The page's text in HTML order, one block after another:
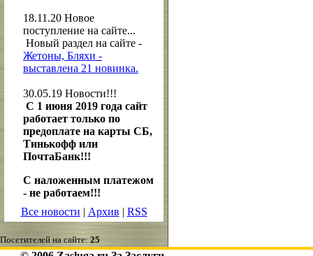
18.11.20 Новое
поступление на сайте...
Новый раздел на сайте -
Жетоны, Бляхи -
выставлена 21 новинка.
30.05.19 Новости!!!
С 1 июня 2019 года сайт
работает только по
предоплате на карты СБ,
Тинькофф или
ПочтаБанк!!!
С наложенным платежом
- не работаем!!!
Все новости | Архив | RSS
Посетителей на сайте:25